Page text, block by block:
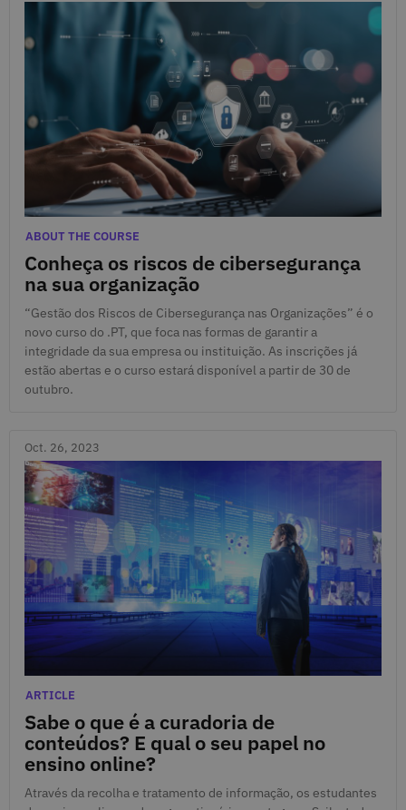
Conheça os riscos de cibersegurança
na sua organização
Oct. 27, 2023
Categories
ABOUT THE COURSE
“Gestão dos Riscos de Cibersegurança nas Organizações” é o
novo curso do .PT, que foca nas formas de garantir a
integridade da sua empresa ou instituição. As inscrições já
estão abertas e o curso estará disponível a partir de 30 de
outubro.
Oct. 26, 2023
Sabe o que é a curadoria de
conteúdos? E qual o seu papel no
ensino online?
Oct. 26, 2023
Categories
ARTICLE
Através da recolha e tratamento de informação, os estudantes